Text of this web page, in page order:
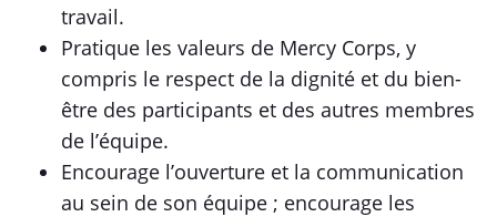
travail.
Pratique les valeurs de Mercy Corps, y
compris le respect de la dignité et du bien-
être des participants et des autres membres
de l’équipe.
Encourage l’ouverture et la communication
au sein de son équipe ; encourage les